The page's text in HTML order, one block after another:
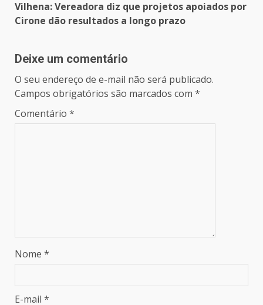
Vilhena: Vereadora diz que projetos apoiados por
Cirone dão resultados a longo prazo
Deixe um comentário
O seu endereço de e-mail não será publicado.
Campos obrigatórios são marcados com *
Comentário *
Nome *
E-mail *